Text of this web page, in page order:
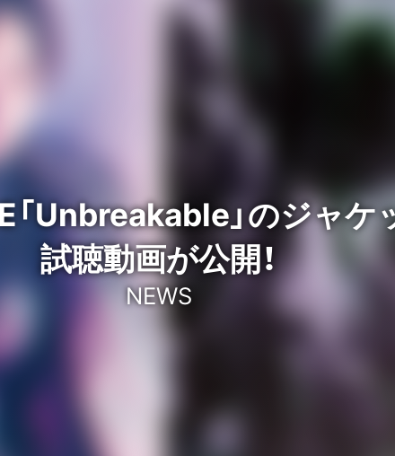
Unbreakable」のジャ
試聴動画が公開！
NEWS